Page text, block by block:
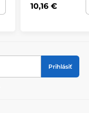
10,16 €
Prihlásiť